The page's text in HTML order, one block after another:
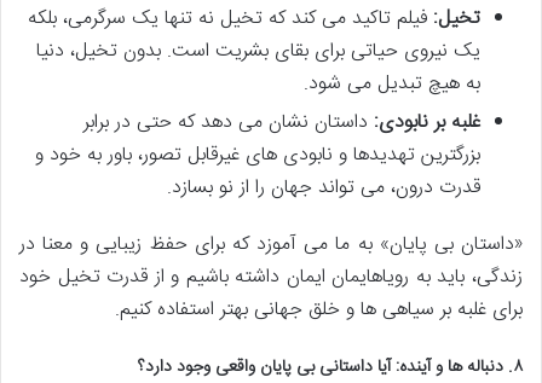
تخیل: فیلم تاکید می کند که تخیل نه تنها یک سرگرمی، بلکه
یک نیروی حیاتی برای بقای بشریت است. بدون تخیل، دنیا
به هیچ تبدیل می شود.
غلبه بر نابودی: داستان نشان می دهد که حتی در برابر
بزرگترین تهدیدها و نابودی های غیرقابل تصور، باور به خود و
قدرت درون، می تواند جهان را از نو بسازد.
«داستان بی پایان» به ما می آموزد که برای حفظ زیبایی و معنا در
زندگی، باید به رویاهایمان ایمان داشته باشیم و از قدرت تخیل خود
برای غلبه بر سیاهی ها و خلق جهانی بهتر استفاده کنیم.
۸. دنباله ها و آینده: آیا داستانی بی پایان واقعی وجود دارد؟